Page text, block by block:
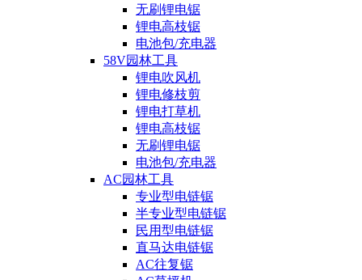
无刷锂电锯
锂电高枝锯
电池包/充电器
58V园林工具
锂电吹风机
锂电修枝剪
锂电打草机
锂电高枝锯
无刷锂电锯
电池包/充电器
AC园林工具
专业型电链锯
半专业型电链锯
民用型电链锯
直马达电链锯
AC往复锯